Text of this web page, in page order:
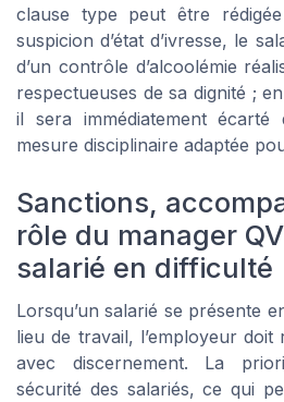
clause type peut être
suspicion d’état d’ivresse, le
d’un contrôle d’alcoolémie
respectueuses de sa dignité ;
il sera immédiatement
mesure disciplinaire adaptée
Sanctions,
rôle du manager
salarié en difficulté
Lorsqu’un salarié se présente
lieu de travail, l’employeur doit
avec discernement. La
sécurité des salariés, ce qui